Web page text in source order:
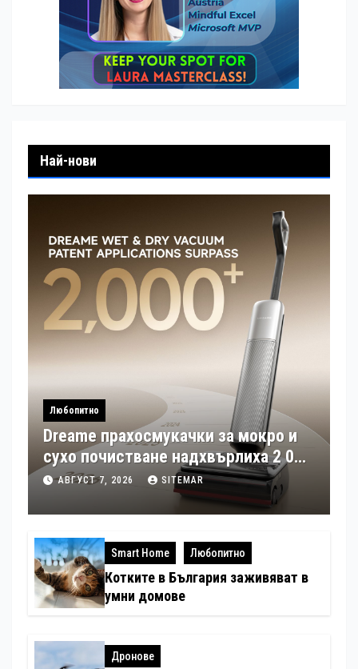
Най-нови
Любопитно
Dreame прахосмукачки за мокро и
сухо почистване надхвърлиха 2 000
патентни заявки в световен мащаб
АВГУСТ 7, 2026 SITEMAR
Smart Home Любопитно
Котките в България заживяват в
умни домове
Дронове